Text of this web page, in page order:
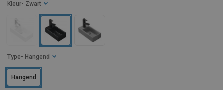
Kleur - Zwart
Type - Hangend
Hangend